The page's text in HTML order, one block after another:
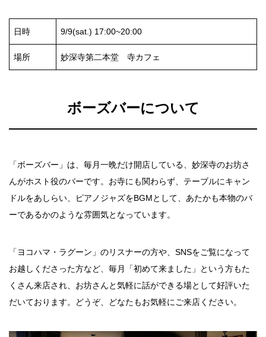
日時 9/9(sat.) 17:00~20:00
場所 妙深寺第二本堂 寺カフェ
ボーズバーについて
「ボーズバー」は、毎月一晩だけ開店している、妙深寺のお坊さ
んがホスト役のバーです。お寺にも関わらず、テーブルにキャン
ドルをあしらい、ピアノジャズをBGMとして、あたかも本物のバ
ーであるかのような雰囲気となっています。
「ヨコハマ・ラグーン」のリスナーの方や、SNSをご覧になって
お越しくださった方など、毎月「初めて来ました」という方もた
くさん来店され、お坊さんと気軽に話ができる場として好評いた
だいております。どうぞ、どなたもお気軽にご来店ください。